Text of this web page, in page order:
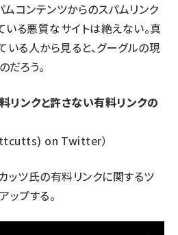
ムコンテンツからのスパムリンク
いる悪質なサイトは絶えない。真
いる人から見ると、グーグルの現
ろう。
リンクと許さない有料リンクの
on Twitter）
ッツ氏の有料リンクに関するツ
ップする。